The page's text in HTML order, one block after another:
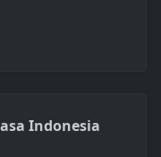
Indonesia